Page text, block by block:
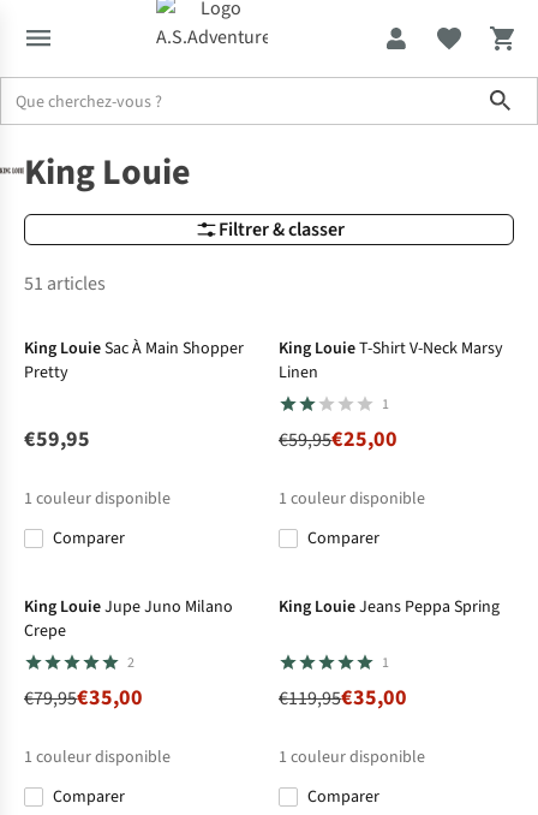
Marques King Louie
Filtrer & classer
King Louie
51 articles
King LouieSac À Main Shopper
Pretty
€59,95
1 couleur disponible
Comparer
King LouieT-Shirt V-Neck Marsy
Linen
1
€59,95€25,00
1 couleur disponible
Comparer
King LouieJupe Juno Milano
Crepe
2
€79,95€35,00
1 couleur disponible
Comparer
King LouieJeans Peppa Spring
1
€119,95€35,00
1 couleur disponible
Comparer